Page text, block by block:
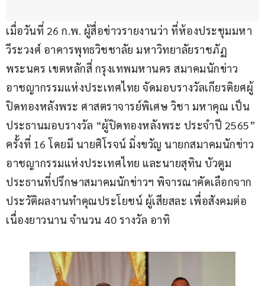
เมื่อวันที่ 26 ก.พ. ผู้สื่อข่าวรายงานว่า ที่ห้องประชุมมหา
วีระวงศ์ อาคารพุทธวิชชาลัย มหาวิทยาลัยราชภัฏ
พระนคร เขตหลักสี่ กรุงเทพมหานคร สมาคมนักข่าว
อาชญากรรมแห่งประเทศไทย จัดมอบรางวัลเกียรติยศผู้
ปิดทองหลังพระ ศาสตราจารย์พิเศษ วิชา มหาคุณ เป็น
ประธานมอบรางวัล “ผู้ปิดทองหลังพระ ประจำปี 2565”
ครั้งที่ 16 โดยมี นายศิโรจน์ มิ่งขวัญ นายกสมาคมนักข่าว
อาชญากรรมแห่งประเทศไทย และนายสุทิน บัวตูม
ประธานที่ปรึกษาสมาคมนักข่าวฯ พิจารณาคัดเลือกจาก
ประวัติผลงานทำคุณประโยชน์ ผู้เสียสละ เพื่อสังคมต่อ
เนื่องยาวนาน จำนวน 40 รางวัล อาทิ